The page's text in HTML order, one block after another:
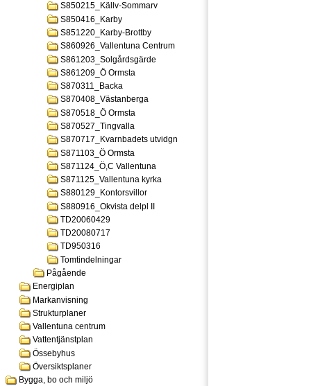
S850215_Källv-Sommarv
S850416_Karby
S851220_Karby-Brottby
S860926_Vallentuna Centrum
S861203_Solgårdsgärde
S861209_Ö Ormsta
S870311_Backa
S870408_Västanberga
S870518_Ö Ormsta
S870527_Tingvalla
S870717_Kvarnbadets utvidgn
S871103_Ö Ormsta
S871124_Ö,C Vallentuna
S871125_Vallentuna kyrka
S880129_Kontorsvillor
S880916_Okvista delpl II
TD20060429
TD20080717
TD950316
Tomtindelningar
Pågående
Energiplan
Markanvisning
Strukturplaner
Vallentuna centrum
Vattentjänstplan
Össebyhus
Översiktsplaner
Bygga, bo och miljö